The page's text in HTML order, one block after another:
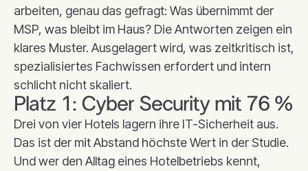
arbeiten, genau das gefragt: Was übernimmt der
MSP, was bleibt im Haus? Die Antworten zeigen ein
klares Muster. Ausgelagert wird, was zeitkritisch ist,
spezialisiertes Fachwissen erfordert und intern
schlicht nicht skaliert.
Platz 1: Cyber Security mit 76 %
Drei von vier Hotels lagern ihre IT-Sicherheit aus.
Das ist der mit Abstand höchste Wert in der Studie.
Und wer den Alltag eines Hotelbetriebs kennt,